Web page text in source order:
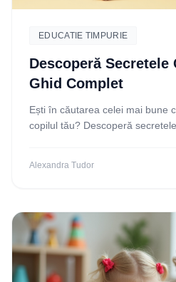
EDUCATIE TIMPURIE
Descoperă Secretele
Ghid Complet
Ești în căutarea celei mai bune
copilul tău? Descoperă
Alexandra Tudor